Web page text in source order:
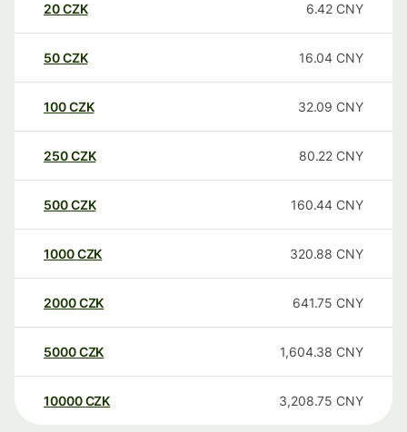
20CZK 6.42 CNY
50CZK 16.04 CNY
100CZK 32.09 CNY
250CZK 80.22 CNY
500CZK 160.44 CNY
1000CZK 320.88 CNY
2000CZK 641.75 CNY
5000CZK 1,604.38 CNY
10000 CZK 3,208.75 CNY